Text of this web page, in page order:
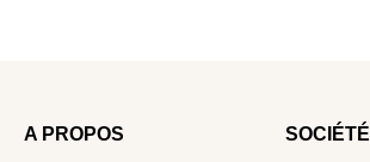
A PROPOS SOCIÉTÉ